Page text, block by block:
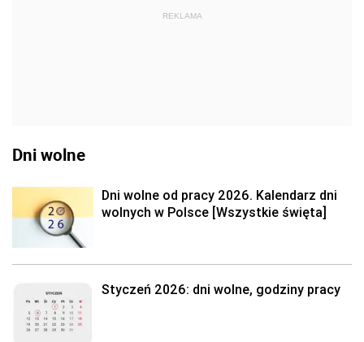
REKLAMA
Dni wolne
Dni wolne od pracy 2026. Kalendarz dni
wolnych w Polsce [Wszystkie święta]
Styczeń 2026: dni wolne, godziny pracy